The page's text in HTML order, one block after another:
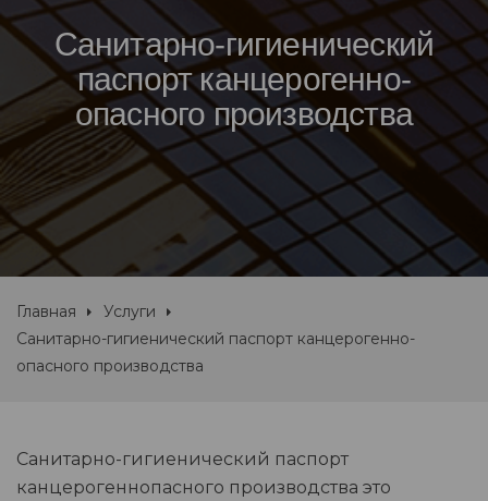
Санитарно-гигиенический
паспорт канцерогенно-
опасного производства
Главная
Услуги
Санитарно-гигиенический паспорт канцерогенно-
опасного производства
Санитарно-гигиенический паспорт
канцерогеннопасного производства это